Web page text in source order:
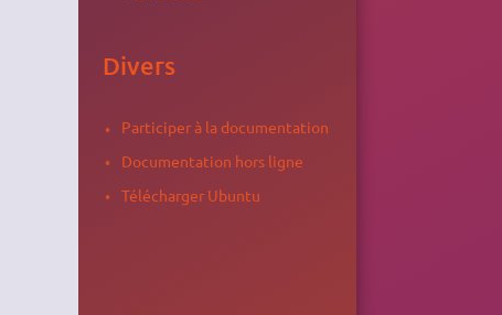
Divers
Participer à la documentation
Documentation hors ligne
Télécharger Ubuntu